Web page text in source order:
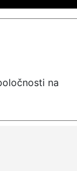
na